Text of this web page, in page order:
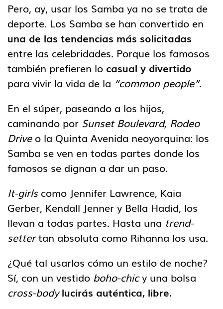
Pero, ay, usar los Samba ya no se trata de
deporte. Los Samba se han convertido en
una de las tendencias más solicitadas
entre las celebridades. Porque los famosos
también prefieren lo casual y divertido
para vivir la vida de la “common people”.
En el súper, paseando a los hijos,
caminando por Sunset Boulevard, Rodeo
Driveo la Quinta Avenida neoyorquina: los
Samba se ven en todas partes donde los
famosos se dignan a dar un paso.
It-girlscomo Jennifer Lawrence, Kaia
Gerber, Kendall Jenner y Bella Hadid, los
llevan a todas partes. Hasta una trend-
settertan absoluta como Rihanna los usa.
¿Qué tal usarlos cómo un estilo de noche?
Sí, con un vestido boho-chicy una bolsa
cross-body lucirás auténtica, libre.